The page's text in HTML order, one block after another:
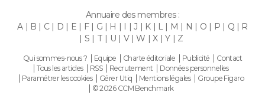
Annuaire des membres :
A
B C D E F G H J K L M N O P Q
R
S
T U V W X Y Z
Qui sommes-nous ? Equipe Charte éditoriale Publicité
Contact
Tous les articles
RSS Recrutement
Données personnelles
Paramétrer les cookies
Gérer Utiq Mentions légales
Groupe Figaro
© 2026 CCM Benchmark